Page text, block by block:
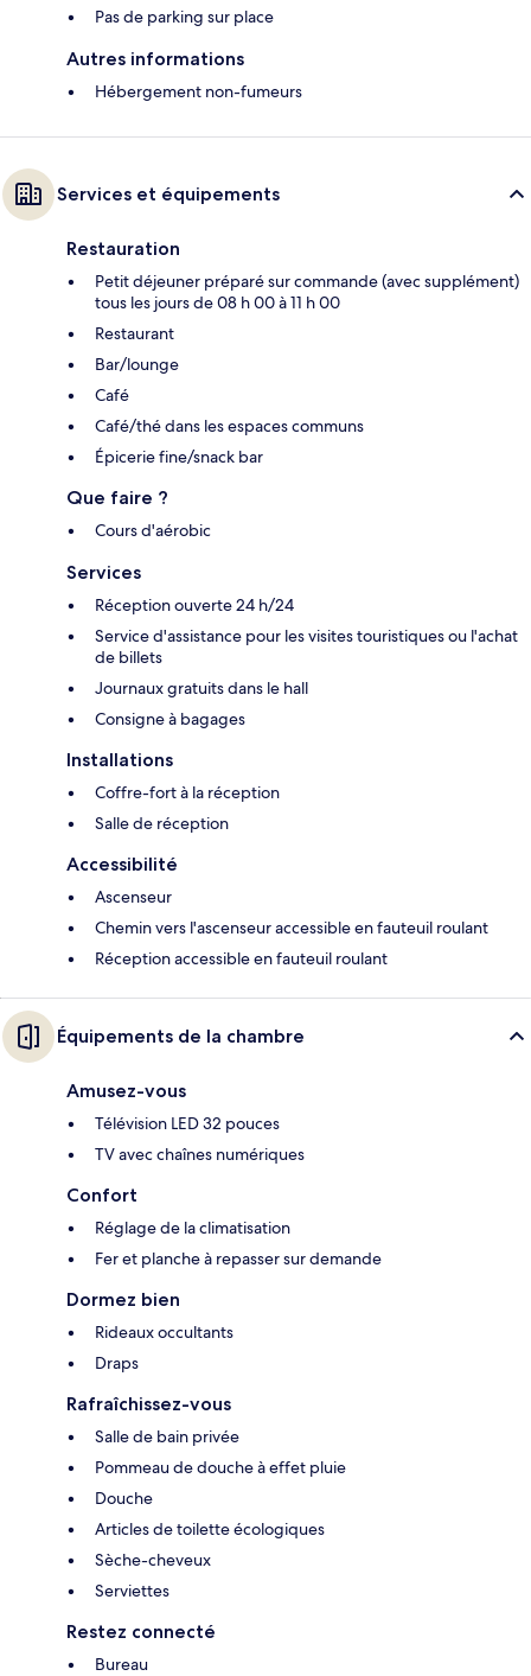
Pas de parking sur place
Autres informations
Hébergement non-fumeurs
Services et équipements
Restauration
Petit déjeuner préparé sur commande (avec supplément)
tous les jours de 08 h 00 à 11 h 00
Restaurant
Bar/lounge
Café
Café/thé dans les espaces communs
Épicerie fine/snack bar
Que faire ?
Cours d'aérobic
Services
Réception ouverte 24 h/24
Service d'assistance pour les visites touristiques ou l'achat
de billets
Journaux gratuits dans le hall
Consigne à bagages
Installations
Coffre-fort à la réception
Salle de réception
Accessibilité
Ascenseur
Chemin vers l'ascenseur accessible en fauteuil roulant
Réception accessible en fauteuil roulant
Équipements de la chambre
Amusez-vous
Télévision LED 32 pouces
TV avec chaînes numériques
Confort
Réglage de la climatisation
Fer et planche à repasser sur demande
Dormez bien
Rideaux occultants
Draps
Rafraîchissez-vous
Salle de bain privée
Pommeau de douche à effet pluie
Douche
Articles de toilette écologiques
Sèche-cheveux
Serviettes
Restez connecté
Bureau